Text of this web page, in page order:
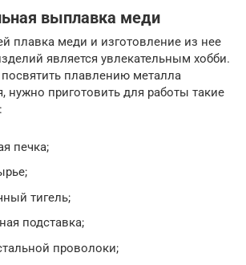
выплавка меди
плавка меди и изготовление из нее
является увлекательным хобби.
посвятить плавлению металла
нужно приготовить для работы такие
печка;
тигель;
подставка;
проволоки;